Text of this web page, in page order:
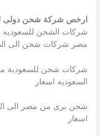
ارخص شركة شحن دولى
شركات الشحن
مصر شركات شحن الى
شركات شحن للسعودية
السعوديه اسعار
شحن برى من مصر الى
اسعار